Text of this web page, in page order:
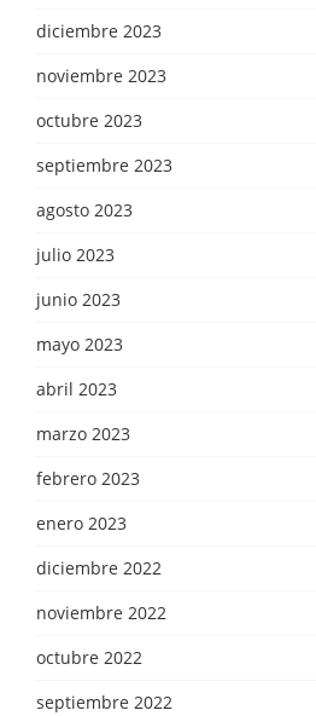
diciembre 2023
noviembre 2023
octubre 2023
septiembre 2023
agosto 2023
julio 2023
junio 2023
mayo 2023
abril 2023
marzo 2023
febrero 2023
enero 2023
diciembre 2022
noviembre 2022
octubre 2022
septiembre 2022